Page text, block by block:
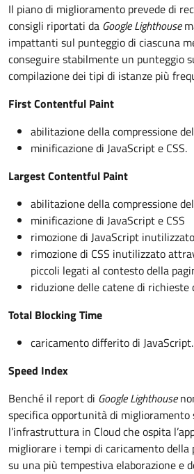
Il piano di miglioramento prevede di
consigli riportati da Google Lighthouse
impattanti sul punteggio di ciascuna
conseguire stabilmente un punteggio
compilazione dei tipi di istanze più
First Contentful Paint
abilitazione della compressione
minificazione di JavaScript e CSS.
Largest Contentful Paint
abilitazione della compressione
minificazione di JavaScript e CSS
rimozione di JavaScript inutilizzato
rimozione di CSS inutilizzato
piccoli legati al contesto della
riduzione delle catene di richieste
Total Blocking Time
caricamento differito di JavaScript.
Speed Index
Benché il report di Google Lighthouse
specifica opportunità di miglioramento
l’infrastruttura in Cloud che ospita
migliorare i tempi di caricamento della
su una più tempestiva elaborazione e